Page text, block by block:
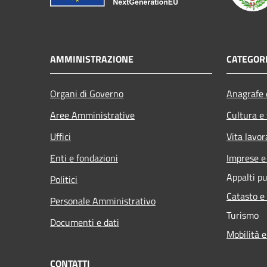
AMMINISTRAZIONE
Organi di Governo
Aree Amministrative
Uffici
Enti e fondazioni
Politici
Personale Amministrativo
Documenti e dati
Cultura
Vita
Imprese
Appalti
Catasto
Turismo
Mobilità
CONTATTI